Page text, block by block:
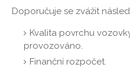
Doporučuje se zvážit
Kvalita povrchu
provozováno.
Finanční rozpočet.